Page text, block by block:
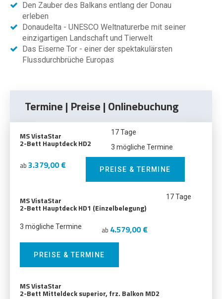
Den Zauber des Balkans entlang der Donau
erleben
Donaudelta - UNESCO Weltnaturerbe mit seiner
einzigartigen Landschaft und Tierwelt
Das Eiserne Tor - einer der spektakulärsten
Flussdurchbrüche Europas
Termine | Preise | Onlinebuchung
MS VistaStar
2-Bett Hauptdeck HD2
17 Tage
3 mögliche Termine
ab 3.379,00 € PREISE & TERMINE
MS VistaStar
2-Bett Hauptdeck HD1 (Einzelbelegung)
17 Tage
3 mögliche Termine ab 4.579,00 €
PREISE & TERMINE
MS VistaStar
2-Bett Mitteldeck superior, frz. Balkon MD2